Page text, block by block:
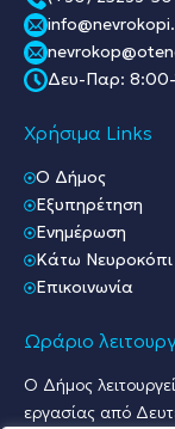
Δευ-Παρ:
Χρήσιμα Links
O Δήμος
Εξυπηρέτηση
Ενημέρωση
Κάτω Νευροκόπι
Επικοινωνία
Ωράριο
Ο Δήμος
εργασίας από